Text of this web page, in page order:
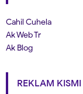
Cahil Cuhela
Ak Web Tr
Ak Blog
REKLAM KISMI